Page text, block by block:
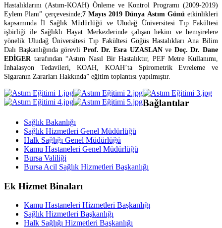
Hastalıklarını (Astım-KOAH) Önleme ve Kontrol Programı (2009-2019)
Eylem Planı” çerçevesinde;7 Mayıs 2019 Dünya Astım Günüetkinlikleri
kapsamında İl Sağlık Müdürlüğü ve Uludağ Üniversitesi Tıp Fakültesi
işbirliği ile Sağlıklı Hayat Merkezlerinde çalışan hekim ve hemşirelere
yönelik Uludağ Üniversitesi Tıp Fakültesi Göğüs Hastalıkları Ana Bilim
Dalı Başkanlığında görevli Prof. Dr. Esra UZASLANve Doç. Dr. Dane
EDİGERtarafından “Astım Nasıl Bir Hastalıktır, PEF Metre Kullanımı,
İnhalasyon Tedavileri, KOAH, KOAH’ta Spirometrik Evreleme ve
Sigaranın Zararları Hakkında” eğitim toplantısı yapılmıştır.
Bağlantılar
Sağlık Bakanlığı
Sağlık Hizmetleri Genel Müdürlüğü
Halk Sağlığı Genel Müdürlüğü
Kamu Hastaneleri Genel Müdürlüğü
Bursa Valiliği
Bursa Acil Sağlık Hizmetleri Başkanlığı
Ek Hizmet Binaları
Kamu Hastaneleri Hizmetleri Başkanlığı
Sağlık Hizmetleri Başkanlığı
Halk Sağlığı Hizmetleri Başkanlığı